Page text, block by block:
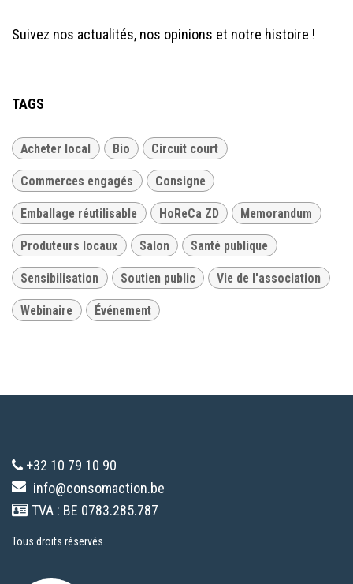
Suivez nos actualités, nos opinions et notre histoire !
TAGS
Acheter local Bio Circuit court
Commerces engagés Consigne
Emballage réutilisable HoReCa ZD Memorandum
Produteurs locaux Salon Santé publique
Sensibilisation Soutien public Vie de l'association
Webinaire Événement
+32 10 79 10 90
info@consomaction.be
TVA : BE 0783.285.787
Tous droits réservés.